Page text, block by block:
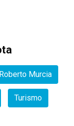
Roberto Murcia
Turismo